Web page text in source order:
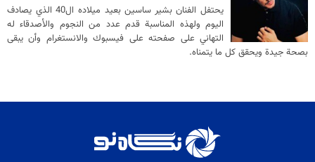
يحتفل الفنان بشير ساسين بعيد ميلاده ال40 الذي يصادف
اليوم ولهذه المناسبة قدم عدد من النجوم والأصدقاء له
التهاني على صفحته على فيسبوك والانستغرام وأن يبقى
بصحة جيدة ويحقق كل ما يتمناه.